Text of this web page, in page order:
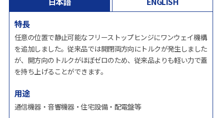
特長
任意の位置で静止可能なフリーストップヒンジにワンウェイ機構
を追加しました。従来品では開閉両方向にトルクが発生しました
が、開方向のトルクがほぼゼロのため、従来品よりも軽い力で蓋
を持ち上げることができます。
用途
通信機器・音響機器・住宅設備・配電盤等